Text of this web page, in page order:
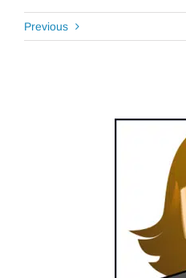
Previous